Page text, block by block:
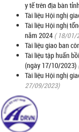
y tế trên địa bàn
Tài liệu Hội nghị
Tài liệu Hội nghị
năm 2024 ( 18/01/
Tài liệu giao ban
Tài liệu tập huấn
(ngày 17/10/2023)
Tài liệu Hội nghị
27/09/2023)